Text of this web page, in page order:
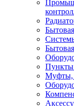
Пункты
Муфты,